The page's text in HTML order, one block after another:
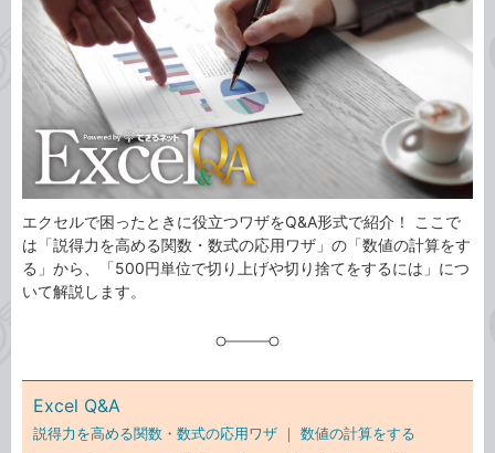
ゴ
リ
グ
エクセルで困ったときに役立つワザをQ&A形式で紹介！ ここで
は「説得力を高める関数・数式の応用ワザ」の「数値の計算をす
る」から、「500円単位で切り上げや切り捨てをするには」につ
いて解説します。
Excel Q&A
説得力を高める関数・数式の応用ワザ ｜ 数値の計算をする